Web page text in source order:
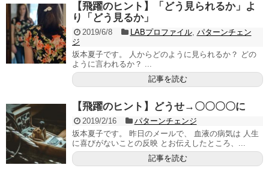
【飛躍のヒント】「どう見られるか」よ
り「どう見るか」
2019/6/8 LABプロファイル, パターンチェン
ジ
坂本夏子です。 人からどのように見られるか？ どの
ように言われるか？ ...
記事を読む
【飛躍のヒント】どうせ→〇〇〇〇に
2019/2/16
パターンチェンジ
坂本夏子です。 昨日のメールで、 血液の病気は 人生
に喜びがないことの反映 とお伝えしたところ、...
記事を読む